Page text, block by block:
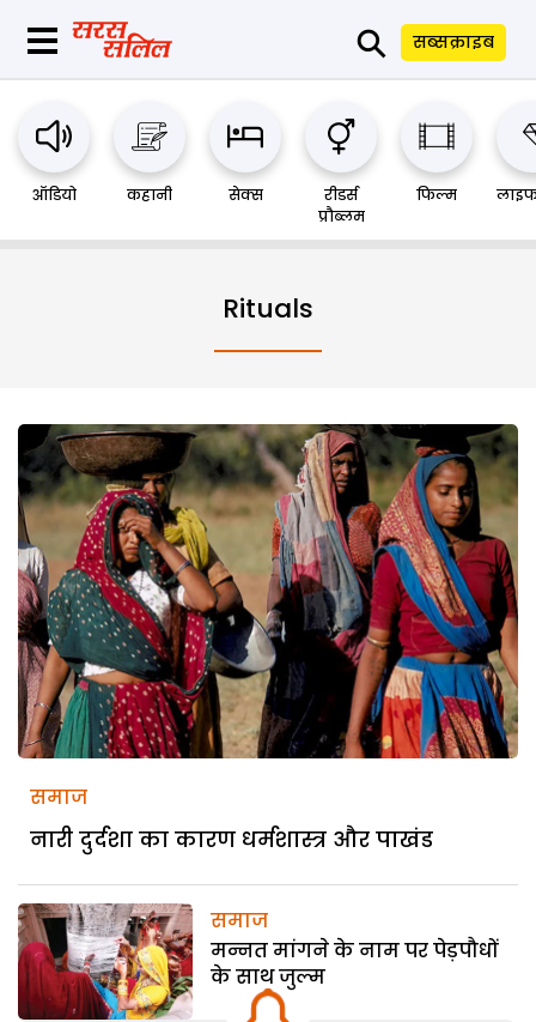
⚲ सब्सक्राइब
ऑडियो कहानी सेक्स
रीडर्स
प्रौब्लम
फिल्म
Rituals
समाज
नारी दुर्दशा का कारण धर्मशास्त्र और पाखंड
समाज
मन्नत मांगने के नाम पर पेड़पौधों
के साथ जुल्म